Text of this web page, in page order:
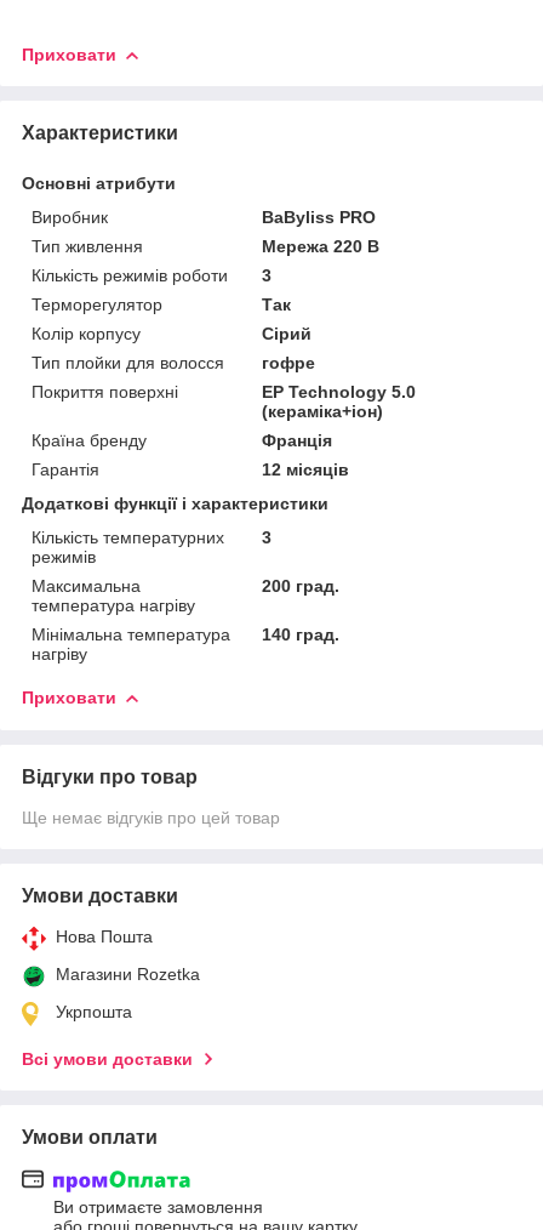
Приховати
Характеристики
Основні атрибути
Виробник
BaByliss PRO
Тип живлення
Мережа 220 В
Кількість режимів роботи
3
Терморегулятор
Так
Колір корпусу
Сірий
Тип плойки для волосся
гофре
Покриття поверхні
EP Technology 5.0
(кераміка+іон)
Країна бренду
Франція
Гарантія
12 місяців
Додаткові функції і характеристики
Кількість температурних
режимів
3
Максимальна
температура нагріву
200 град.
Мінімальна температура
нагріву
140 град.
Приховати
Відгуки про товар
Ще немає відгуків про цей товар
Умови доставки
Нова Пошта
Магазини Rozetka
Укрпошта
Всі умови доставки
Умови оплати
Ви отримаєте замовлення